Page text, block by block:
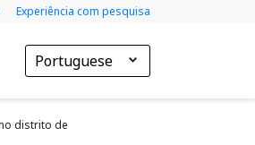
Experiência com pesquisa
Portuguese
distrito de